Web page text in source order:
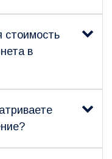
стоимость
в